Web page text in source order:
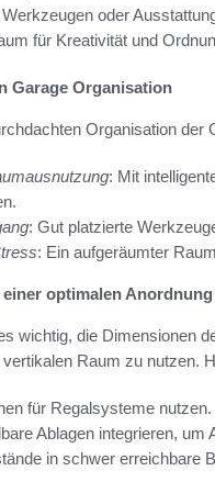
oder
für Kreativität und
Garage Organisation
Organisation der
: Mit
: Gut platzierte
: Ein aufgeräumter
optimalen Anordnung
wichtig, die Dimensionen
Raum zu nutzen.
für Regalsysteme nutzen.
Ablagen integrieren,
in schwer erreichbare